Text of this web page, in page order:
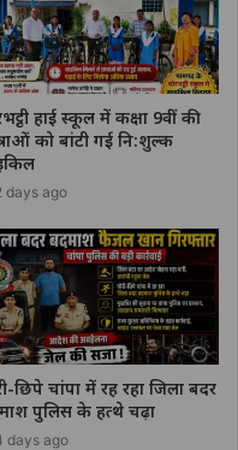
हाई स्कूल में कक्षा 9वीं की
को बांटी गई नि:शुल्क
days ago
छिपे चांपा में रह रहा जिला बदर
पुलिस के हत्थे चढ़ा
days ago